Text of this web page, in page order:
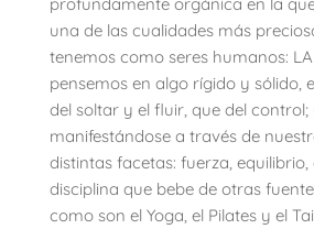
una de las cualidades más
tenemos como seres humanos: LA
pensemos en algo rígido y sólido,
del soltar y el fluir, que del control;
manifestándose a través de
distintas facetas: fuerza,
disciplina que bebe de otras
como son el Yoga, el Pilates y el